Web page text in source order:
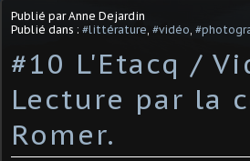
Publié par Anne Dejardin
Publié dans : #littérature, #vidéo,
#10 L'Etacq /
Lecture par la
Romer.